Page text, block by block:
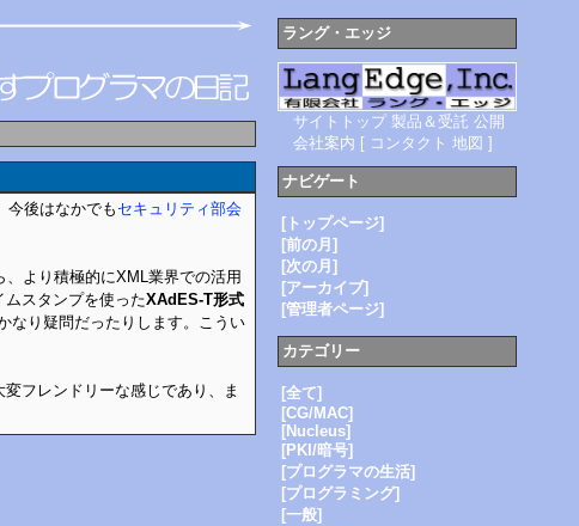
今後はなかでも セキュリティ部会
、より積極的にXML業界での活用
スタンプを使ったXAdES-T形式
なり疑問だったりします。こうい
フレンドリーな感じであり、ま
ラング・エッジ
サイトトップ 製品＆受託 公開
会社案内 [ コンタクト 地図 ]
ナビゲート
[トップページ]
[前の月]
[次の月]
[アーカイブ]
[管理者ページ]
カテゴリー
[全て]
[CG/MAC]
[Nucleus]
[PKI/暗号]
[プログラマの生活]
[プログラミング]
[一般]